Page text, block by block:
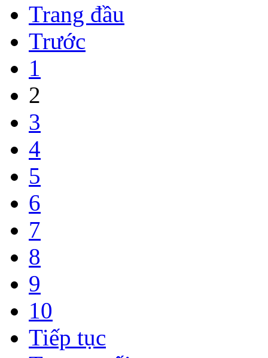
Trang đầu
Trước
1
2
3
4
5
6
7
8
9
10
Tiếp tục